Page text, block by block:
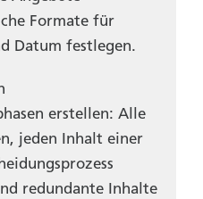
Formate für
Datum festlegen.
erstellen: Alle
jeden Inhalt einer
redundante Inhalte